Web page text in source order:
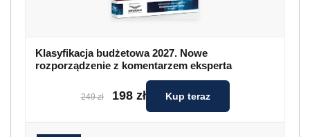
Klasyfikacja budżetowa 2027. Nowe
rozporządzenie z komentarzem eksperta
249 zł 198 zł Kup teraz